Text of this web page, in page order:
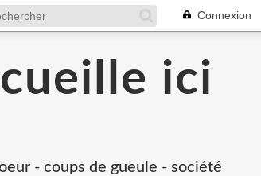
Connexion
ici
- coups de gueule - société